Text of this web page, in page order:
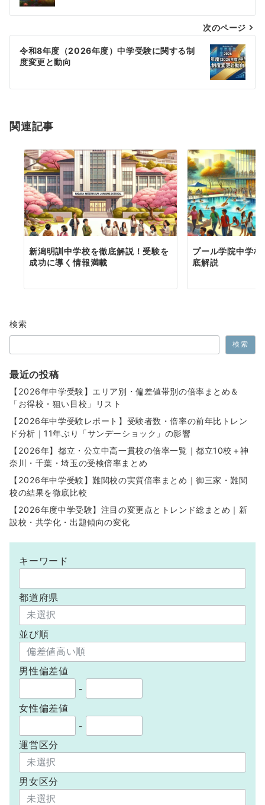
ナ
ビ
ゲ
シ
ン
次のページ
令和8年度（2026年度）中学受験に関する制
度変更と動向
関連記事
新潟明訓中学校を徹底解説！受験を
成功に導く情報満載
プール学院中学
底解説
検索
検索
最近の投稿
【2026年中学受験】エリア別・偏差値帯別の倍率まとめ＆
「お得校・狙い目校」リスト
【2026年中学受験レポート】受験者数・倍率の前年比トレン
ド分析｜11年ぶり「サンデーショック」の影響
【2026年】都立・公立中高一貫校の倍率一覧｜都立10校＋神
奈川・千葉・埼玉の受検倍率まとめ
【2026年中学受験】難関校の実質倍率まとめ｜御三家・難関
校の結果を徹底比較
【2026年度中学受験】注目の変更点とトレンド総まとめ｜新
設校・共学化・出題傾向の変化
キーワード
都道府県
並び順
男性偏差値
-
女性偏差値
-
運営区分
男女区分